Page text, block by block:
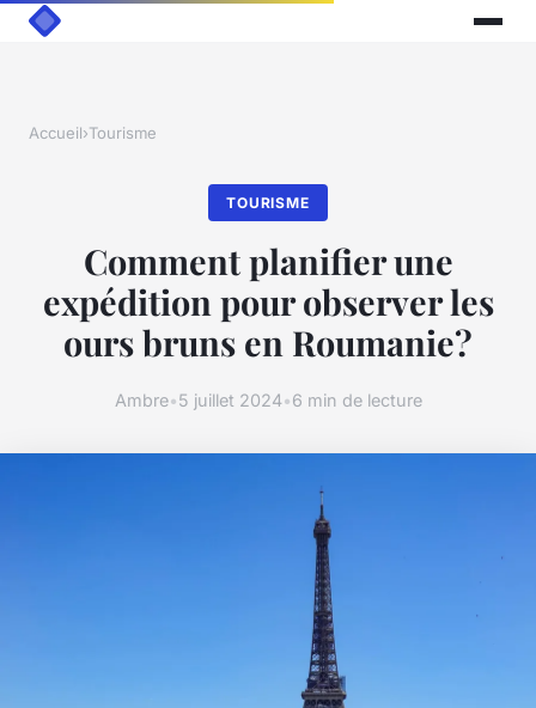
Accueil›Tourisme
TOURISME
Comment planifier une
expédition pour observer les
ours bruns en Roumanie?
Ambre•5 juillet 2024•6 min de lecture